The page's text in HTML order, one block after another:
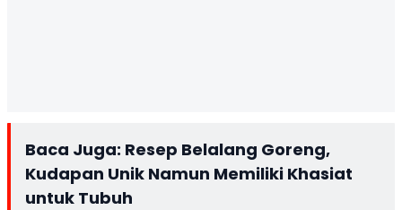
Baca Juga: Resep Belalang Goreng,
Kudapan Unik Namun Memiliki Khasiat
untuk Tubuh